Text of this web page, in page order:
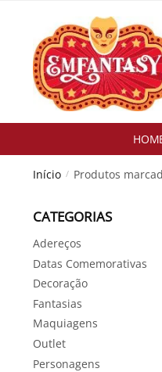
navigation
content
Início / Produtos
CATEGORIAS
Adereços
Datas Comemorativas
Decoração
Fantasias
Maquiagens
Outlet
Personagens